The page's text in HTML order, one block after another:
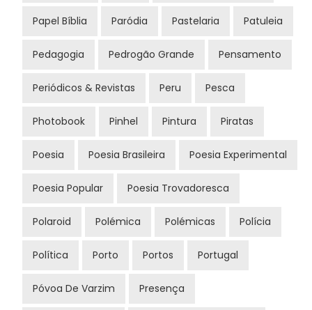
Papel Bíblia Paródia Pastelaria Patuleia
Pedagogia Pedrogão Grande Pensamento
Periódicos & Revistas Peru Pesca
Photobook Pinhel Pintura Piratas
Poesia Poesia Brasileira Poesia Experimental
Poesia Popular Poesia Trovadoresca
Polaroid Polémica Polémicas Polícia
Política Porto Portos Portugal
Póvoa De Varzim Presença